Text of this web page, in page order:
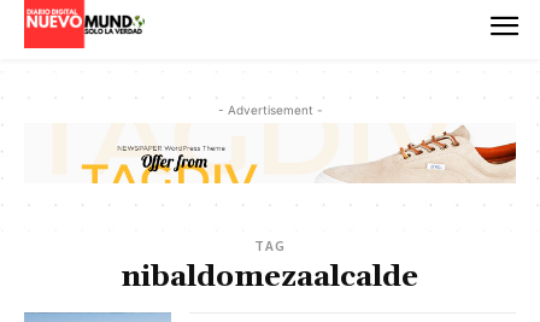
- Advertisement -
TAG
nibaldomezaalcalde